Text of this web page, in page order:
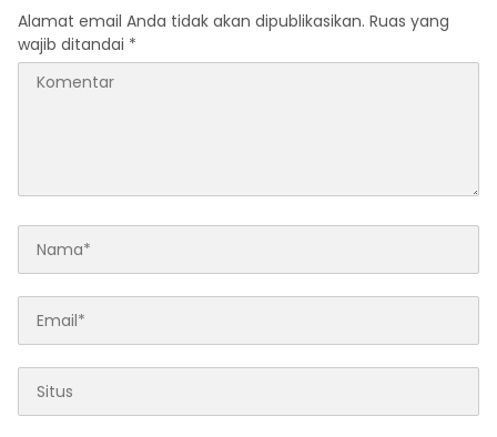
Alamat email Anda tidak akan dipublikasikan. Ruas yang
wajib ditandai *